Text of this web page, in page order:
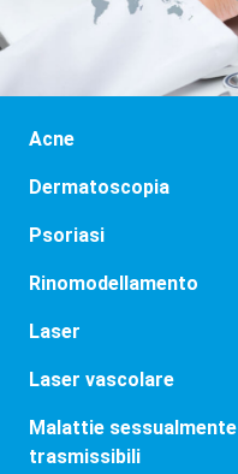
Acne
Dermatoscopia
Psoriasi
Rinomodellamento
Laser
Laser vascolare
Malattie sessualmente
trasmissibili